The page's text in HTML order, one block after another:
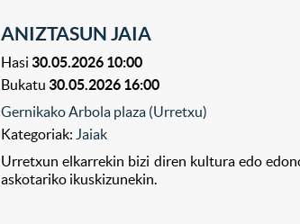
ANIZTASUN JAIA
Hasi 30.05.2026 10:00
Bukatu 30.05.2026 16:00
Gernikako Arbola plaza (Urretxu)
Kategoriak: Jaiak
Urretxun elkarrekin bizi diren kultura edo
askotariko ikuskizunekin.